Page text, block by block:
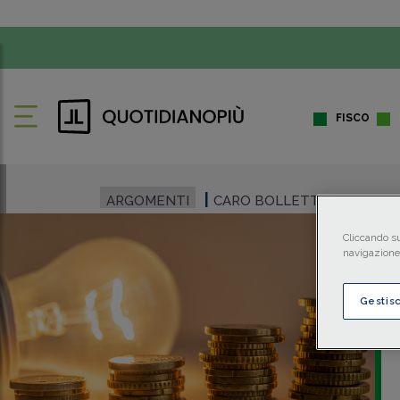
FISCO
ARGOMENTI CARO BOLLETTE
Cliccando